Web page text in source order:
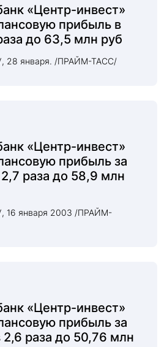
«Центр-инвест»
прибыль в
до 63,5 млн руб
января. /ПРАЙМ-ТАСС/
«Центр-инвест»
прибыль за
раза до 58,9 млн
января 2003 /ПРАЙМ-
«Центр-инвест»
прибыль за
2,6 раза до 50,76 млн